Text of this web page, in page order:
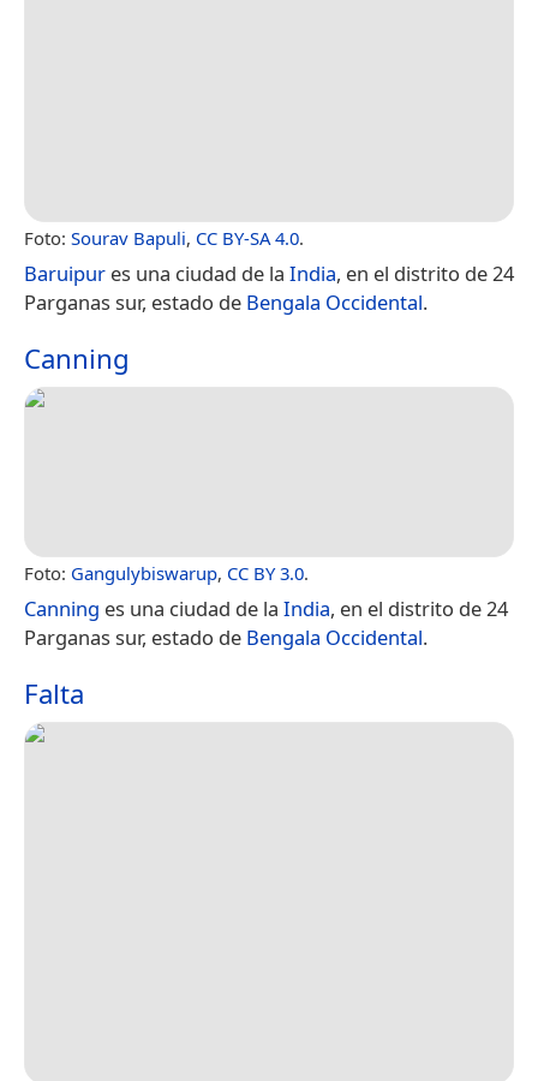
Foto: Sourav Bapuli, CC BY-SA 4.0.
Baruipur es una ciudad de la India, en el distrito de 24
Parganas sur, estado de Bengala Occidental.
Canning
Foto: Gangulybiswarup, CC BY 3.0.
Canning es una ciudad de la India, en el distrito de 24
Parganas sur, estado de Bengala Occidental.
Falta